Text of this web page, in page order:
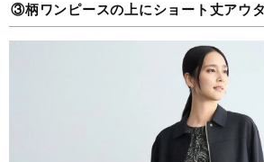
③柄ワンピースの上にショート丈アウ